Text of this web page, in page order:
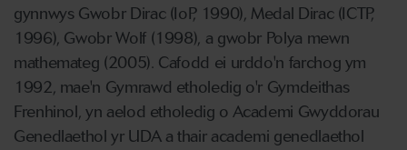
gynnwys Gwobr Dirac (IoP, 1990), Medal Dirac (ICTP,
1996), Gwobr Wolf (1998), a gwobr Polya mewn
mathemateg (2005). Cafodd ei urddo'n farchog ym
1992, mae'n Gymrawd etholedig o'r Gymdeithas
Frenhinol, yn aelod etholedig o Academi Gwyddorau
Genedlaethol yr UDA a thair academi genedlaethol